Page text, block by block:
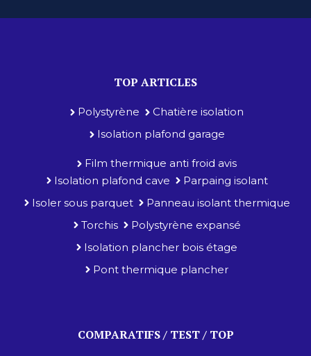
TOP ARTICLES
Polystyrène
Chatière isolation
Isolation plafond garage
Film thermique anti froid avis
Isolation plafond cave
Parpaing isolant
Isoler sous parquet
Panneau isolant thermique
Torchis
Polystyrène expansé
Isolation plancher bois étage
Pont thermique plancher
COMPARATIFS / TEST / TOP